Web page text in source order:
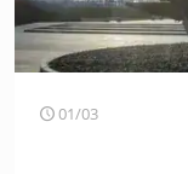
01/03